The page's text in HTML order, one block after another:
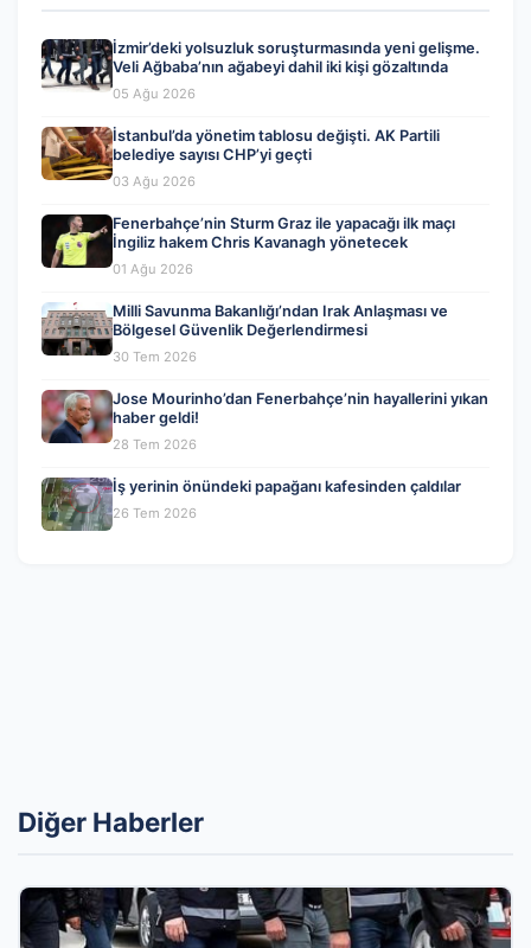
İzmir’deki yolsuzluk soruşturmasında yeni gelişme.
Veli Ağbaba’nın ağabeyi dahil iki kişi gözaltında
05 Ağu 2026
İstanbul’da yönetim tablosu değişti. AK Partili
belediye sayısı CHP’yi geçti
03 Ağu 2026
Fenerbahçe’nin Sturm Graz ile yapacağı ilk maçı
İngiliz hakem Chris Kavanagh yönetecek
01 Ağu 2026
Milli Savunma Bakanlığı’ndan Irak Anlaşması ve
Bölgesel Güvenlik Değerlendirmesi
30 Tem 2026
Jose Mourinho’dan Fenerbahçe’nin hayallerini yıkan
haber geldi!
28 Tem 2026
İş yerinin önündeki papağanı kafesinden çaldılar
26 Tem 2026
Diğer Haberler